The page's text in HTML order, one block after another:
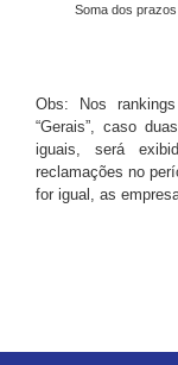
Soma dos
Obs: Nos
“Gerais”, caso
iguais, será
reclamações no
for igual, as